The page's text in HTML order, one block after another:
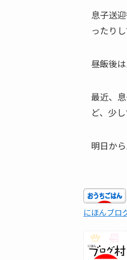
息子送
ったり
昼飯後
最近、
ど、少
明日か
にほんブロ